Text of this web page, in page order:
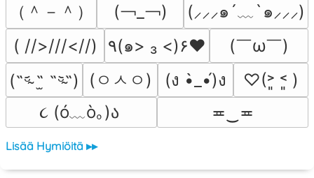
（＾－＾）
(￢_￢)
(⸝⸝⸝๑´﹏`๑⸝⸝⸝)
( //>///<//)
٩(๑> ₃ <)۶♥
(￣ω￣﻿)
(˵ᵕ̴᷄ ˶̫ ˶ᵕ̴᷅˵)
(ㅇㅅㅇ) (ง •̀_•́)ง
♡(˃͈ ˂͈ )
૮ (ó﹏ò｡)ა
≖‿≖
Lisää Hymiöitä ▸▸